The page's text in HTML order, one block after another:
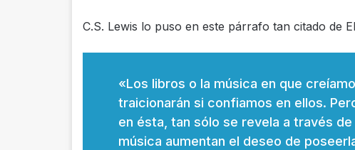
C.S. Lewis lo puso en este párrafo tan citado de
«Los libros o la música en que
traicionarán si confiamos en ellos.
en ésta, tan sólo se revela a través
música aumentan el deseo de